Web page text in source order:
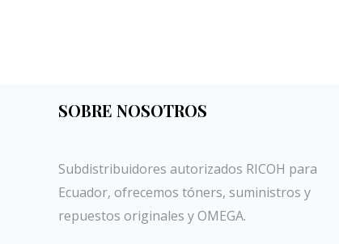
SOBRE NOSOTROS
Subdistribuidores autorizados RICOH para
Ecuador, ofrecemos tóners, suministros y
repuestos originales y OMEGA.